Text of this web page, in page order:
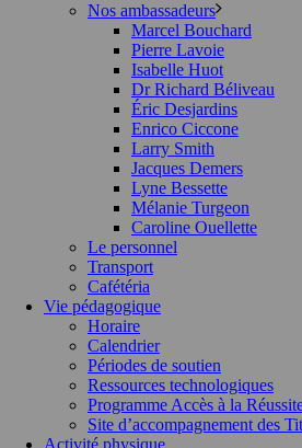
Nos ambassadeurs
Marcel Bouchard
Pierre Lavoie
Isabelle Huot
Dr Richard Béliveau
Éric Desjardins
Enrico Ciccone
Larry Smith
Jacques Demers
Lyne Bessette
Mélanie Turgeon
Caroline Ouellette
Le personnel
Transport
Cafétéria
Vie pédagogique
Horaire
Calendrier
Périodes de soutien
Ressources technologiques
Programme Accès à la
Site d’accompagnement des
Activité physique